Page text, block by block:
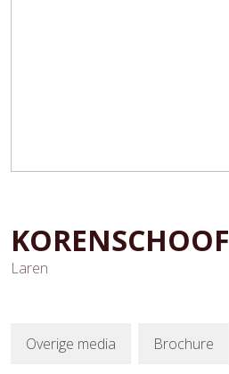
KORENSCHOOF
Laren
Overige media Brochure